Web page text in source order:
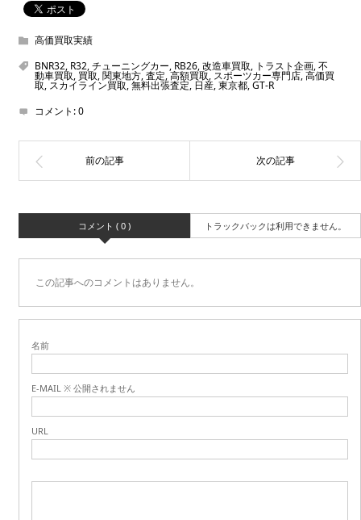
高価買取実績
BNR32, R32,チューニングカー, RB26,改造車買取, トラスト企画,不
動車買取, 買取,関東地方,査定,高額買取, スポーツカー専門店,高価買
取,スカイライン買取,無料出張査定, 日産,東京都,GT-R
コメント:0
コメント ( 0 ) トラックバックは利用できません。
この記事へのコメントはありません。
名前
E-MAIL ※ 公開されません
URL